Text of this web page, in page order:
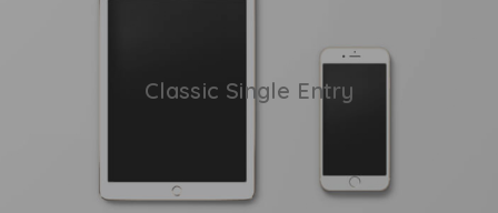
Classic Single Entry